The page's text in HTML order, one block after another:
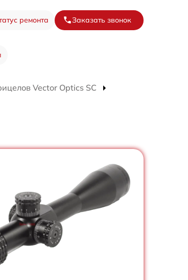
ремонта Заказать звонок
Vector Optics SC